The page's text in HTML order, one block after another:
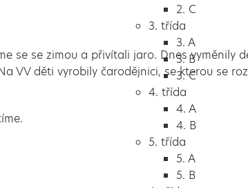
2. C
3. třída
3. A
3. B
3. C
4. třída
4. A
4. B
5. třída
5. A
5. B
se se zimou a přivítali jaro. Dnes vyměnily
VV děti vyrobily čarodějnici, se kterou se